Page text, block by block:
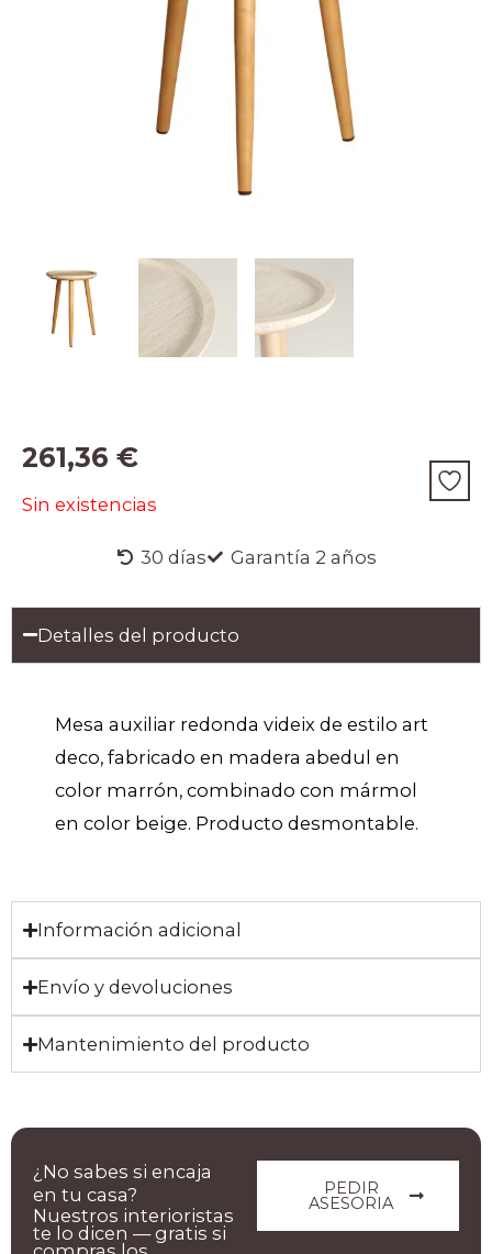
261,36 €
Sin existencias
30 días Garantía 2 años
Detalles del producto
Mesa auxiliar redonda videix de estilo art
deco, fabricado en madera abedul en
color marrón, combinado con mármol
en color beige. Producto desmontable.
Información adicional
Envío y devoluciones
Mantenimiento del producto
PEDIR
ASESORIA
¿No sabes si encaja
en tu casa?
Nuestros interioristas
te lo dicen — gratis si